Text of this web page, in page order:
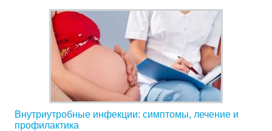
Внутриутробные инфекции: симптомы, лечение и
профилактика